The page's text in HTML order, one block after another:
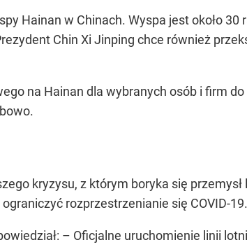
Hainan w Chinach. Wyspa jest około 30
Chin Xi Jinping chce również
na Hainan dla wybranych osób i firm do
kryzysu, z którym boryka się
rozprzestrzenianie się COVID-19.
– Oficjalne uruchomienie linii